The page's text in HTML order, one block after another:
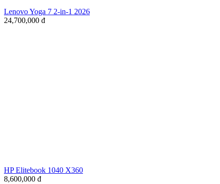
Lenovo Yoga 7 2-in-1 2026
24,700,000 đ
HP Elitebook 1040 X360
8,600,000 đ